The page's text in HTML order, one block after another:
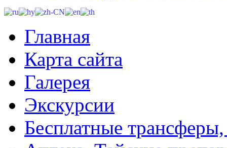
Главная
Карта сайта
Галерея
Экскурсии
Бесплатные